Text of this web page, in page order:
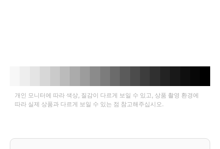
개인 모니터에 따라 색상, 질감이 다르게 보일 수 있고, 상품 촬영 환경에
따라 실제 상품과 다르게 보일 수 있는 점 참고해주십시오.